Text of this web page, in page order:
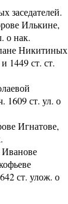
заседателей.
Илькине,
о нак.
Никитиных
1449 ст. ст.
1609 ст. ул. о
Игнатове,
ст. улож. о